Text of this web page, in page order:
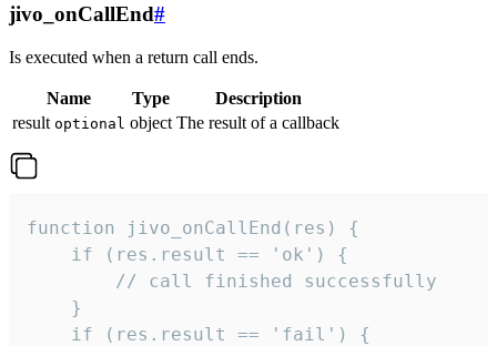
jivo_onCallEnd#
Is executed when a return call ends.
Name Type
Description
result optional object The result of a callback
function jivo_onCallEnd(res) {
    if (res.result == 'ok') {
        // call finished successfully
    }
    if (res.result == 'fail') {